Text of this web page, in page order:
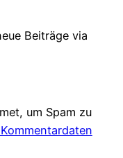
Beiträge via
um Spam zu